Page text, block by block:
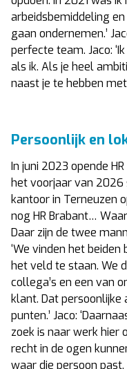
arbeidsbemiddeling
gaan ondernemen.’
perfecte team. Jaco:
als ik. Als je heel
naast je te hebben
Persoonlijk en
In juni 2023 opende
het voorjaar van 2026
kantoor in Terneuzen
nog HR Brabant…
Daar zijn de twee
‘We vinden het
het veld te staan. We
collega’s en een van
klant. Dat persoonlijke
punten.’ Jaco:
zoek is naar werk hier
recht in de ogen
waar die persoon